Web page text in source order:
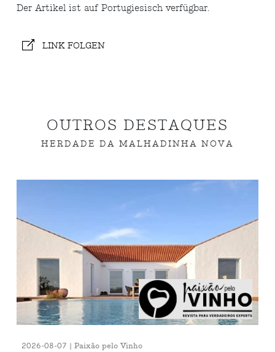
Der Artikel ist auf Portugiesisch verfügbar.
LINK FOLGEN
OUTROS DESTAQUES
HERDADE DA MALHADINHA NOVA
2026-08-07 | Paixão pelo Vinho